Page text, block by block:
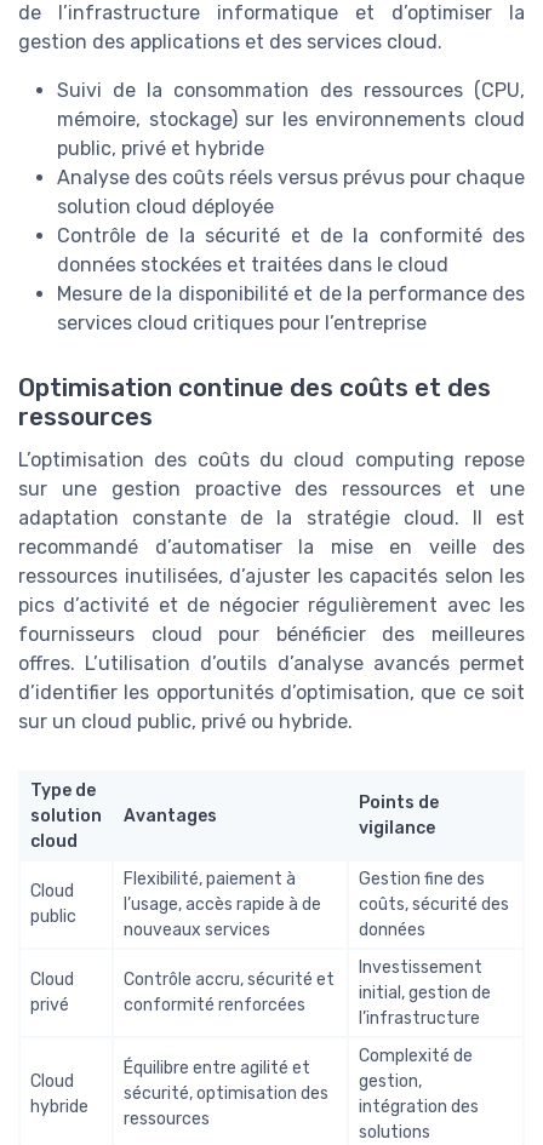
de l’infrastructure informatique et d’optimiser la
gestion des applications et des services cloud.
Suivi de la consommation des ressources (CPU,
mémoire, stockage) sur les environnements cloud
public, privé et hybride
Analyse des coûts réels versus prévus pour chaque
solution cloud déployée
Contrôle de la sécurité et de la conformité des
données stockées et traitées dans le cloud
Mesure de la disponibilité et de la performance des
services cloud critiques pour l’entreprise
Optimisation continue des coûts et des
ressources
L’optimisation des coûts du cloud computing repose
sur une gestion proactive des ressources et une
adaptation constante de la stratégie cloud. Il est
recommandé d’automatiser la mise en veille des
ressources inutilisées, d’ajuster les capacités selon les
pics d’activité et de négocier régulièrement avec les
fournisseurs cloud pour bénéficier des meilleures
offres. L’utilisation d’outils d’analyse avancés permet
d’identifier les opportunités d’optimisation, que ce soit
sur un cloud public, privé ou hybride.
Type de
solution
cloud
Avantages
Points de
vigilance
Cloud
public
Flexibilité, paiement à
l’usage, accès rapide à de
nouveaux services
Gestion fine des
coûts, sécurité des
données
Cloud
privé
Contrôle accru, sécurité et
conformité renforcées
Investissement
initial, gestion de
l’infrastructure
Cloud
hybride
Équilibre entre agilité et
sécurité, optimisation des
ressources
Complexité de
gestion,
intégration des
solutions